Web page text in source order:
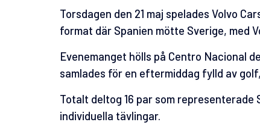
Torsdagen den 21 maj spelades Volvo
format där Spanien mötte Sverige, med
Evenemanget hölls på Centro Nacional
samlades för en eftermiddag fylld av
Totalt deltog 16 par som representerade
individuella tävlingar.